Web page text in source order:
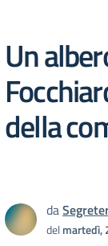
Un
della
da
delmartedì,